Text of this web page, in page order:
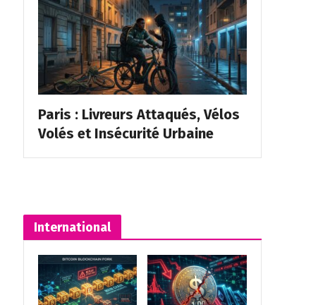
Paris : Livreurs Attaqués, Vélos
Volés et Insécurité Urbaine
International